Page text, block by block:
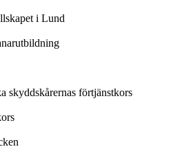
i Lund
skyddskårernas förtjänstkors